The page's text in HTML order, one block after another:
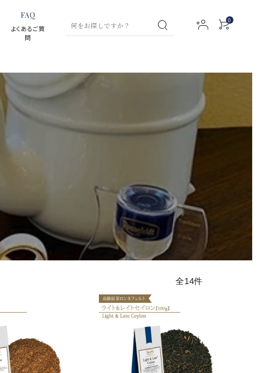
アイスティー特集
アクセサリー
その他商品
グリーンティー
フルーツハーブティー
（デトックス用）
ミルクティー
マタニティ
ハイグレードティー
コラム
ブラックティ
グリーンティ
ウェルネステ
ィー
（デトックス
用）
レモンティー アイスティー
チャイ
ティー
ジョイオブテ
ハンド
ボディ
ローシ
ョン
スプレ
ー
FAQ
よくあるご質
問
0
全14件